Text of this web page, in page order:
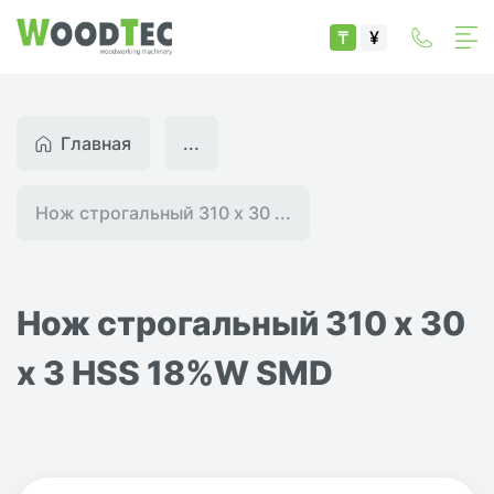
₸ ¥
Главная
Нож строгальный 310 х 30 ...
...
Нож строгальный 310 х 30
х 3 HSS 18%W SMD